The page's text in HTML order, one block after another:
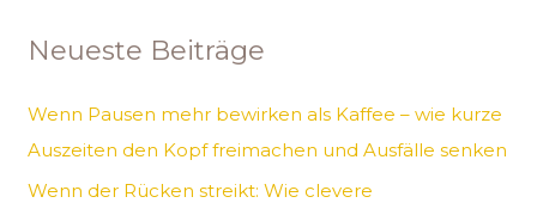
e
n
a
c
Neueste Beiträge
Wenn Pausen mehr bewirken als Kaffee – wie kurze
Auszeiten den Kopf freimachen und Ausfälle senken
Wenn der Rücken streikt: Wie clevere